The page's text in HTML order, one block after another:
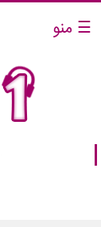
☰ منو